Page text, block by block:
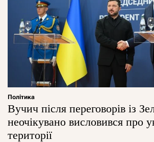
Політика
Вучич після переговорів із
неочікувано висловився про
території